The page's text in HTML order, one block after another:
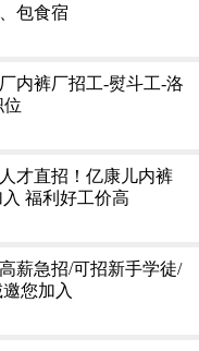
包食宿
内裤厂招工-熨斗工-洛
位
才直招！亿康儿内裤
福利好工价高
薪急招/可招新手学徒/
您加入